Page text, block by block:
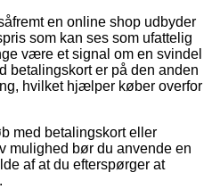
en online shop udbyder
som kan ses som ufattelig
være et signal om en svindel
betalingskort er på den anden
hvilket hjælper køber overfor
med betalingskort eller
mulighed bør du anvende en
af at du efterspørger at